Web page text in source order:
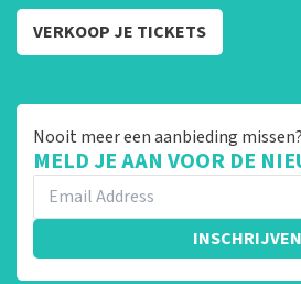
VERKOOP JE TICKETS
Nooit meer een aanbieding missen?
MELD JE AAN VOOR DE
INSCHRIJVEN